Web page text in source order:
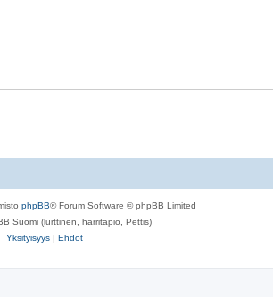
phpBB® Forum Software © phpBB Limited
Suomi (lurttinen, harritapio, Pettis)
Yksityisyys | Ehdot